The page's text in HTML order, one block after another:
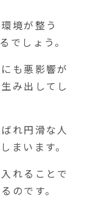
境が整う
でしょう。
も悪影響が
み出してし
れ円滑な人
まいます。
れることで
のです。